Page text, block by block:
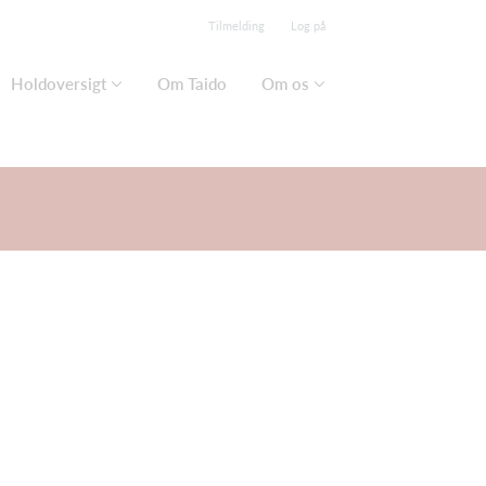
Tilmelding Log på
Holdoversigt Om Taido Om os